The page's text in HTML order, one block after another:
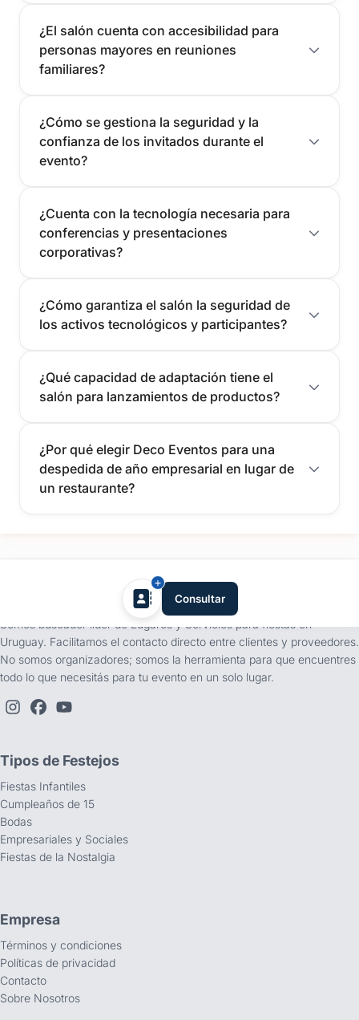
¿El salón cuenta con accesibilidad para
personas mayores en reuniones
familiares?
¿Cómo se gestiona la seguridad y la
confianza de los invitados durante el
evento?
¿Cuenta con la tecnología necesaria para
conferencias y presentaciones
corporativas?
¿Cómo garantiza el salón la seguridad de
los activos tecnológicos y participantes?
¿Qué capacidad de adaptación tiene el
salón para lanzamientos de productos?
¿Por qué elegir Deco Eventos para una
despedida de año empresarial en lugar de
un restaurante?
Consultar
Somos buscador líder de Lugares y Servicios para fiestas en
Uruguay. Facilitamos el contacto directo entre clientes y proveedores.
No somos organizadores; somos la herramienta para que encuentres
todo lo que necesitás para tu evento en un solo lugar.
Tipos de Festejos
Fiestas Infantiles
Cumpleaños de 15
Bodas
Empresariales y Sociales
Fiestas de la Nostalgia
Empresa
Términos y condiciones
Políticas de privacidad
Contacto
Sobre Nosotros